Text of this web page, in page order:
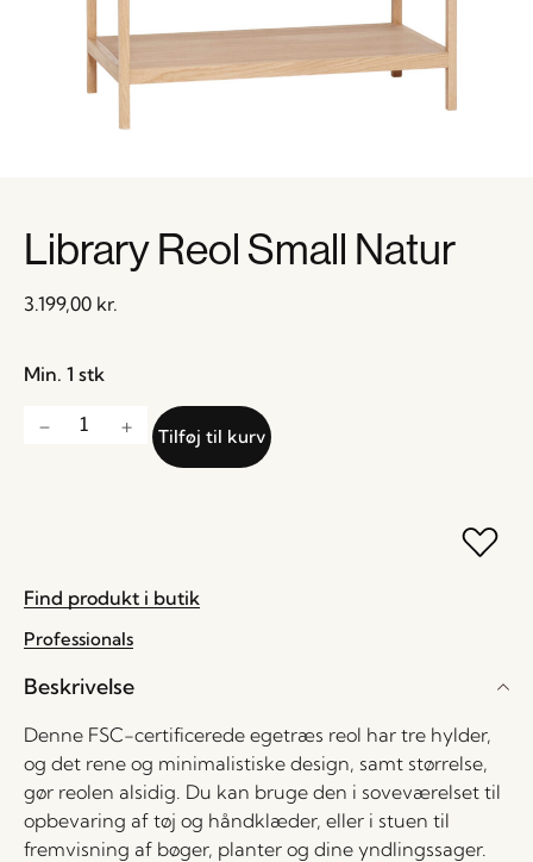
Library Reol Small Natur
3.199,00 kr.
Min. 1 stk
Tilføj til kurv
Find produkt i butik
Professionals
Beskrivelse
Denne FSC-certificerede egetræs reol har tre hylder,
og det rene og minimalistiske design, samt størrelse,
gør reolen alsidig. Du kan bruge den i soveværelset til
opbevaring af tøj og håndklæder, eller i stuen til
fremvisning af bøger, planter og dine yndlingssager.